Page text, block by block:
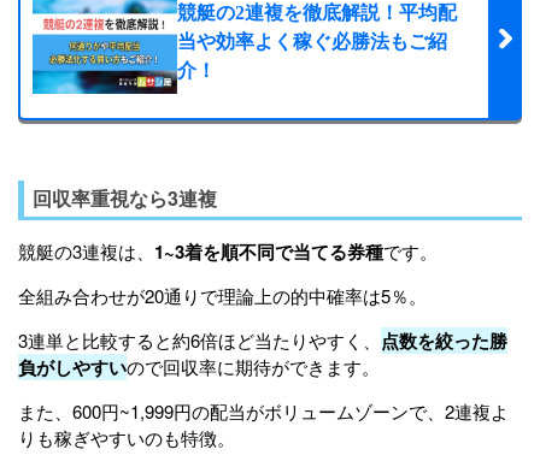
競艇の2連複を徹底解説！平均配
当や効率よく稼ぐ必勝法もご紹
介！
回収率重視なら3連複
競艇の3連複は、 1~3着を順不同で当てる券種です。
全組み合わせが20通りで理論上の的中確率は5％。
3連単と比較すると約6倍ほど当たりやすく、 点数を絞った勝
負がしやすいので回収率に期待ができます。
また、600円~1,999円の配当がボリュームゾーンで、2連複よ
りも稼ぎやすいのも特徴。